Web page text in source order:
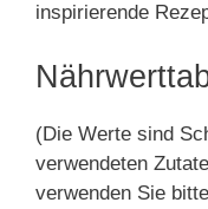
inspirierende
(Die Werte sind
verwendeten
verwenden Sie